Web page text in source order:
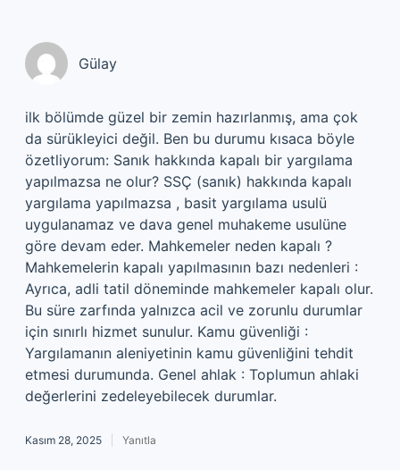
Gülay
ilk bölümde güzel bir zemin hazırlanmış, ama çok
da sürükleyici değil. Ben bu durumu kısaca böyle
özetliyorum: Sanık hakkında kapalı bir yargılama
yapılmazsa ne olur? SSÇ (sanık) hakkında kapalı
yargılama yapılmazsa , basit yargılama usulü
uygulanamaz ve dava genel muhakeme usulüne
göre devam eder. Mahkemeler neden kapalı ?
Mahkemelerin kapalı yapılmasının bazı nedenleri :
Ayrıca, adli tatil döneminde mahkemeler kapalı olur.
Bu süre zarfında yalnızca acil ve zorunlu durumlar
için sınırlı hizmet sunulur. Kamu güvenliği :
Yargılamanın aleniyetinin kamu güvenliğini tehdit
etmesi durumunda. Genel ahlak : Toplumun ahlaki
değerlerini zedeleyebilecek durumlar.
Kasım 28, 2025 Yanıtla